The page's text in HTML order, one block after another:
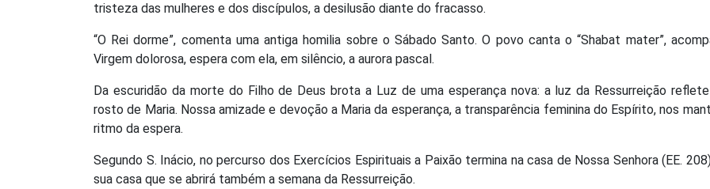
tristeza das mulheres e dos discípulos, a desilusão diante do fracasso.
“O Rei dorme”, comenta uma antiga homilia sobre o Sábado Santo. O povo canta o “Shabat mater”,
Virgem dolorosa, espera com ela, em silêncio, a aurora pascal.
Da escuridão da morte do Filho de Deus brota a Luz de uma esperança nova: a luz da Ressurreição
rosto de Maria. Nossa amizade e devoção a Maria da esperança, a transparência feminina do Espírito, nos
ritmo da espera.
Segundo S. Inácio, no percurso dos Exercícios Espirituais a Paixão termina na casa de Nossa Senhora (EE.
sua casa que se abrirá também a semana da Ressurreição.